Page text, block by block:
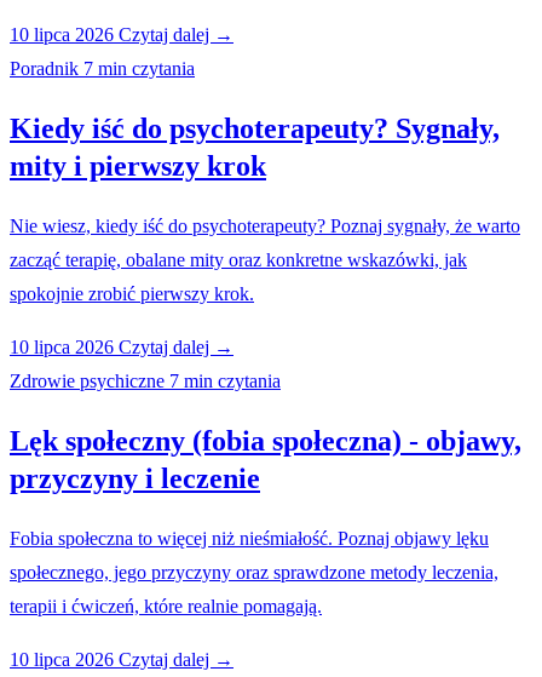
10 lipca 2026 Czytaj dalej →
Poradnik 7 min czytania
Kiedy iść do psychoterapeuty? Sygnały,
mity i pierwszy krok
Nie wiesz, kiedy iść do psychoterapeuty? Poznaj sygnały, że warto
zacząć terapię, obalane mity oraz konkretne wskazówki, jak
spokojnie zrobić pierwszy krok.
10 lipca 2026 Czytaj dalej →
Zdrowie psychiczne 7 min czytania
Lęk społeczny (fobia społeczna) - objawy,
przyczyny i leczenie
Fobia społeczna to więcej niż nieśmiałość. Poznaj objawy lęku
społecznego, jego przyczyny oraz sprawdzone metody leczenia,
terapii i ćwiczeń, które realnie pomagają.
10 lipca 2026 Czytaj dalej →